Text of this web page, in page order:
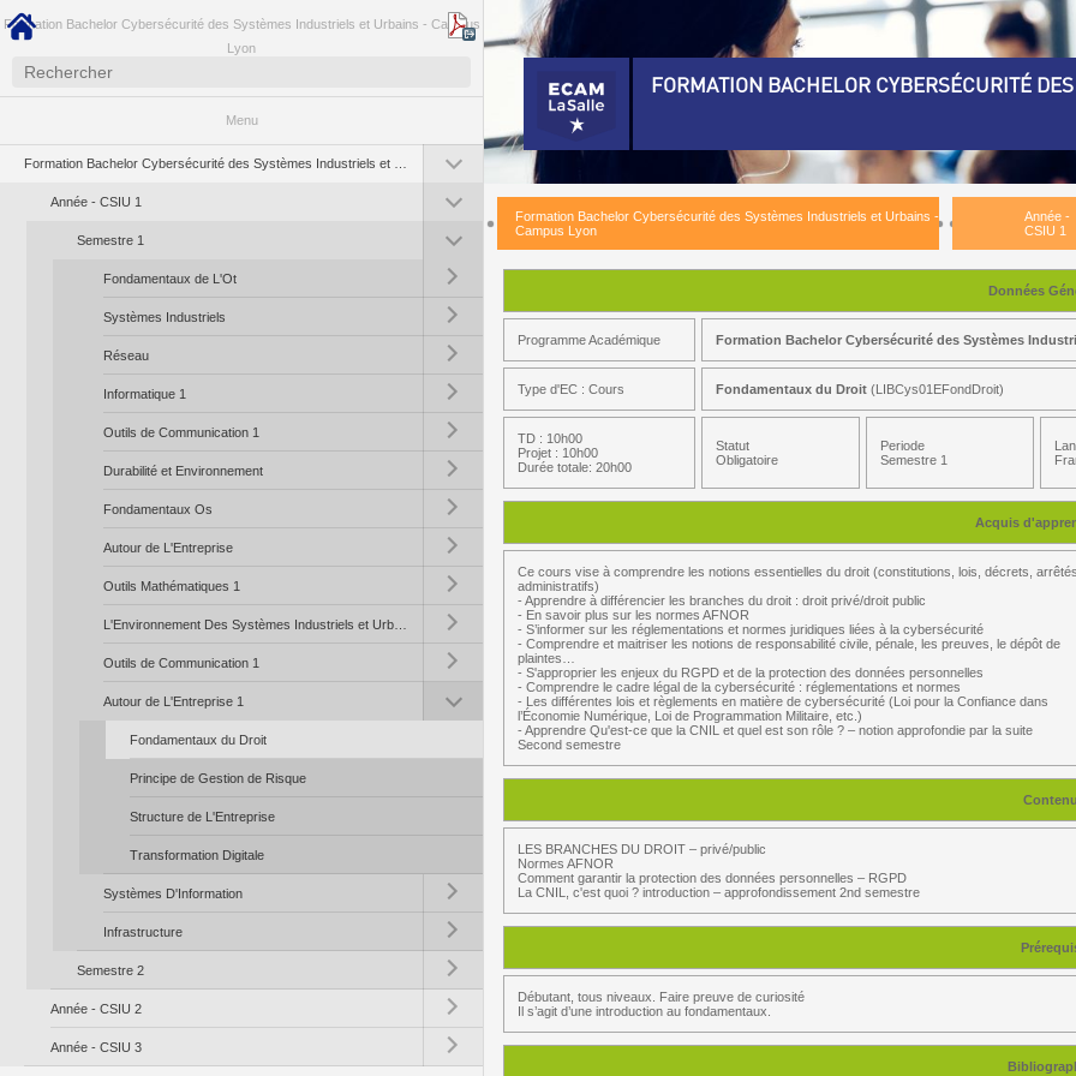
Formation Bachelor Cybersécurité des Systèmes Industriels et Urbains - Campus
Lyon
Menu
Toggle submenu (Formation Bachelor Cybersécurité des Systèmes Industriels et Urbains - Campus Lyon)
Année - CSIU 1
Toggle submenu (Semestre 1)
Semestre 1
Toggle submenu (Fondamentaux de L'Ot)
Fondamentaux de L'Ot
Toggle submenu (Systèmes Industriels)
Systèmes Industriels
Toggle submenu (Réseau)
Réseau
Toggle submenu (Informatique 1)
Informatique 1
Toggle submenu (Outils de Communication 1)
Outils de Communication 1
Toggle submenu (Durabilité et Environnement)
Durabilité et Environnement
Toggle submenu (Fondamentaux Os)
Fondamentaux Os
Toggle submenu (Autour de L'Entreprise)
Autour de L'Entreprise
Toggle submenu (Outils Mathématiques 1)
Outils Mathématiques 1
Toggle submenu (L'Environnement Des Systèmes Industriels et Urbains)
Toggle submenu (Outils de Communication 1)
Outils de Communication 1
Toggle submenu (Autour de L'Entreprise 1)
Autour de L'Entreprise 1
Fondamentaux du Droit
Principe de Gestion de Risque
Structure de L'Entreprise
Transformation Digitale
Toggle submenu (Systèmes D'Information)
Systèmes D'Information
Toggle submenu (Infrastructure)
Infrastructure
Toggle submenu (Semestre 2)
Semestre 2
Toggle submenu (Année - CSIU 2)
Année - CSIU 2
Toggle submenu (Année - CSIU 3)
Année - CSIU 3
FORMATION BACHELOR CYBERSÉCURITÉ
Formation Bachelor Cybersécurité des Systèmes Industriels et Urbains -
Campus Lyon
Année -
CSIU 1
Données
Programme Académique Formation Bachelor Cybersécurité des Systèmes
Type d'EC : Cours Fondamentaux du Droit (LIBCys01EFondDroit)
TD : 10h00
Projet : 10h00
Durée totale: 20h00
Statut
Obligatoire
Periode
Semestre 1
Acquis
Ce cours vise à comprendre les notions essentielles du droit (constitutions, lois, décrets,
administratifs)
- Apprendre à différencier les branches du droit : droit privé/droit public
- En savoir plus sur les normes AFNOR
- S’informer sur les réglementations et normes juridiques liées à la cybersécurité
- Comprendre et maitriser les notions de responsabilité civile, pénale, les preuves, le dépôt de
plaintes…
- S'approprier les enjeux du RGPD et de la protection des données personnelles
- Comprendre le cadre légal de la cybersécurité : réglementations et normes
- Les différentes lois et règlements en matière de cybersécurité (Loi pour la Confiance dans
l’Économie Numérique, Loi de Programmation Militaire, etc.)
- Apprendre Qu'est-ce que la CNIL et quel est son rôle ? – notion approfondie par la suite
Second semestre
Contenu
LES BRANCHES DU DROIT – privé/public
Normes AFNOR
Comment garantir la protection des données personnelles – RGPD
La CNIL, c'est quoi ? introduction – approfondissement 2nd semestre
Débutant, tous niveaux. Faire preuve de curiosité
Il s’agit d’une introduction au fondamentaux.